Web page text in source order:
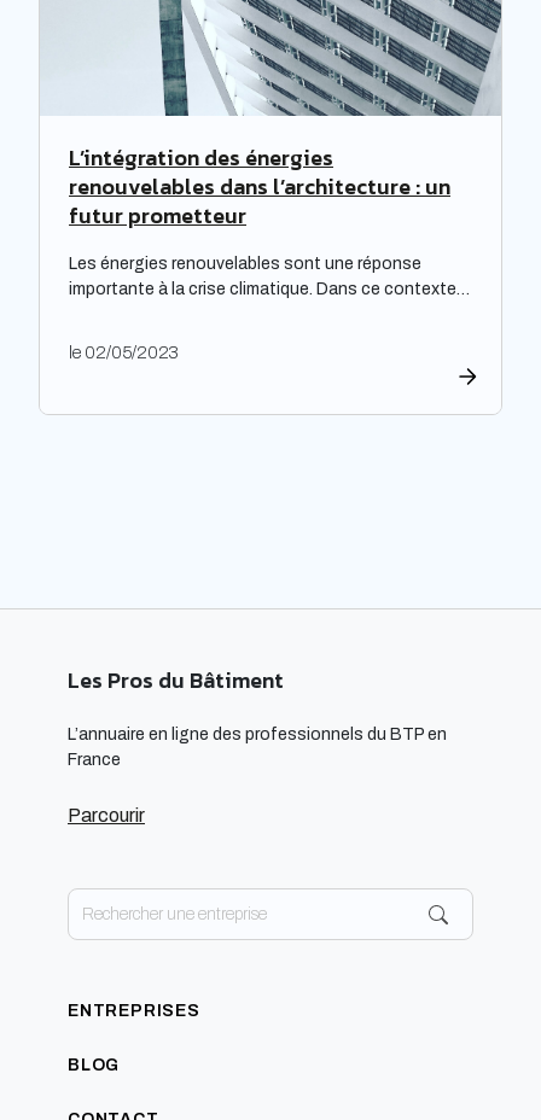
L’intégration des énergies
renouvelables dans l’architecture : un
futur prometteur
Les énergies renouvelables sont une réponse
importante à la crise climatique. Dans ce contexte,
construction et de l’aménagement des bâtiments.
l’adoption de cette approche, en développant des
le 02/05/2023
Les Pros du Bâtiment
L’annuaire en ligne des professionnels du BTP en
France
Parcourir
ENTREPRISES
BLOG